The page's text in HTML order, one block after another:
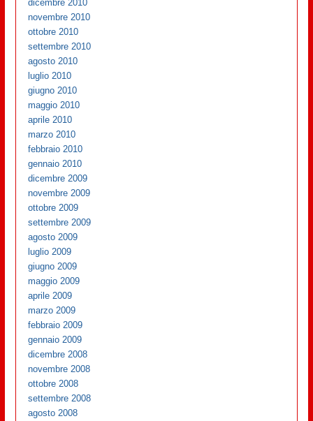
dicembre 2010
novembre 2010
ottobre 2010
settembre 2010
agosto 2010
luglio 2010
giugno 2010
maggio 2010
aprile 2010
marzo 2010
febbraio 2010
gennaio 2010
dicembre 2009
novembre 2009
ottobre 2009
settembre 2009
agosto 2009
luglio 2009
giugno 2009
maggio 2009
aprile 2009
marzo 2009
febbraio 2009
gennaio 2009
dicembre 2008
novembre 2008
ottobre 2008
settembre 2008
agosto 2008